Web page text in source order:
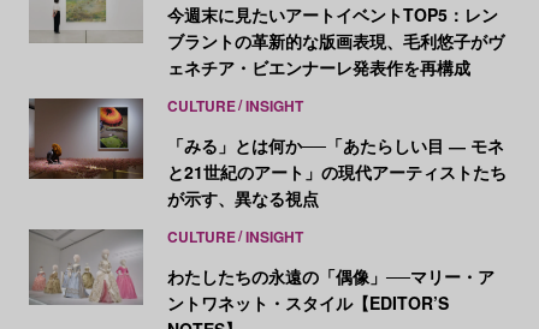
今週末に見たいアートイベントTOP5：レン
ブラントの革新的な版画表現、毛利悠子がヴ
ェネチア・ビエンナーレ発表作を再構成
CULTURE INSIGHT
「みる」とは何か──「あたらしい目 ― モネ
と21世紀のアート」の現代アーティストたち
が示す、異なる視点
CULTURE INSIGHT
わたしたちの永遠の「偶像」──マリー・ア
ントワネット・スタイル【EDITOR’S